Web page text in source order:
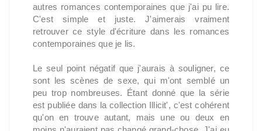
autres romances contemporaines que j'ai pu lire.
C'est simple et juste. J'aimerais vraiment
retrouver ce style d'écriture dans les romances
contemporaines que je lis.
Le seul point négatif que j'aurais à souligner, ce
sont les scènes de sexe, qui m'ont semblé un
peu trop nombreuses. Étant donné que la série
est publiée dans la collection Illicit', c'est cohérent
qu'on en trouve autant, mais une ou deux en